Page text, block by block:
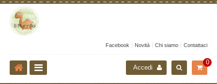
Facebook Novità Chi siamo Contattaci
0
Accedi